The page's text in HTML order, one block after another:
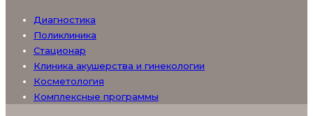
Диагностика
Поликлиника
Стационар
Клиника акушерства и гинекологии
Косметология
Комплексные программы